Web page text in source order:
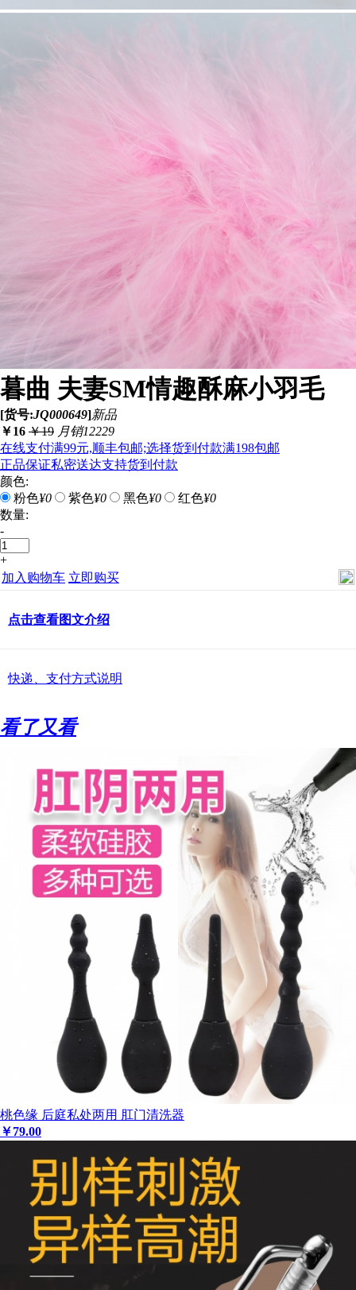
暮曲 夫妻SM情趣酥麻小羽毛
[货号:JQ000649]新品
￥16 ￥19 月销12229
在线支付满99元,顺丰包邮;选择货到付款满198包邮
正品保证私密送达支持货到付款
颜色:
粉色¥0 紫色¥0 黑色¥0 红色¥0
数量:
-
+
加入购物车 立即购买
点击查看图文介绍
快递、支付方式说明
看了又看
桃色缘 后庭私处两用 肛门清洗器
￥79.00